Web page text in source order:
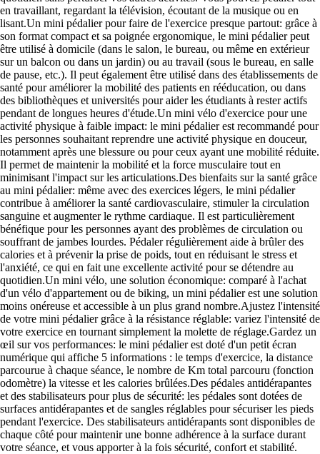
en travaillant, regardant la télévision, écoutant de la musique ou en
lisant.Un mini pédalier pour faire de l'exercice presque partout: grâce à
son format compact et sa poignée ergonomique, le mini pédalier peut
être utilisé à domicile (dans le salon, le bureau, ou même en extérieur
sur un balcon ou dans un jardin) ou au travail (sous le bureau, en salle
de pause, etc.). Il peut également être utilisé dans des établissements de
santé pour améliorer la mobilité des patients en rééducation, ou dans
des bibliothèques et universités pour aider les étudiants à rester actifs
pendant de longues heures d'étude.Un mini vélo d'exercice pour une
activité physique à faible impact: le mini pédalier est recommandé pour
les personnes souhaitant reprendre une activité physique en douceur,
notamment après une blessure ou pour ceux ayant une mobilité réduite.
Il permet de maintenir la mobilité et la force musculaire tout en
minimisant l'impact sur les articulations.Des bienfaits sur la santé grâce
au mini pédalier: même avec des exercices légers, le mini pédalier
contribue à améliorer la santé cardiovasculaire, stimuler la circulation
sanguine et augmenter le rythme cardiaque. Il est particulièrement
bénéfique pour les personnes ayant des problèmes de circulation ou
souffrant de jambes lourdes. Pédaler régulièrement aide à brûler des
calories et à prévenir la prise de poids, tout en réduisant le stress et
l'anxiété, ce qui en fait une excellente activité pour se détendre au
quotidien.Un mini vélo, une solution économique: comparé à l'achat
d'un vélo d'appartement ou de biking, un mini pédalier est une solution
moins onéreuse et accessible à un plus grand nombre.Ajustez l'intensité
de votre mini pédalier grâce à la résistance réglable: variez l'intensité de
votre exercice en tournant simplement la molette de réglage.Gardez un
œil sur vos performances: le mini pédalier est doté d'un petit écran
numérique qui affiche 5 informations : le temps d'exercice, la distance
parcourue à chaque séance, le nombre de Km total parcouru (fonction
odomètre) la vitesse et les calories brûlées.Des pédales antidérapantes
et des stabilisateurs pour plus de sécurité: les pédales sont dotées de
surfaces antidérapantes et de sangles réglables pour sécuriser les pieds
pendant l'exercice. Des stabilisateurs antidérapants sont disponibles de
chaque côté pour maintenir une bonne adhérence à la surface durant
votre séance, et vous apporter à la fois sécurité, confort et stabilité.